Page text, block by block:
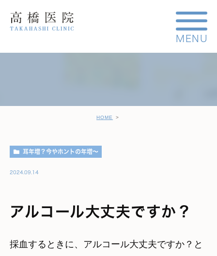
HOME
耳年増？今やホントの年増～
2024.09.14
アルコール大丈夫ですか？
採血するときに、アルコール大丈夫ですか？と